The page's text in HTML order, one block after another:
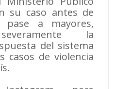
su caso antes de
a mayores,
la
del sistema
casos de violencia